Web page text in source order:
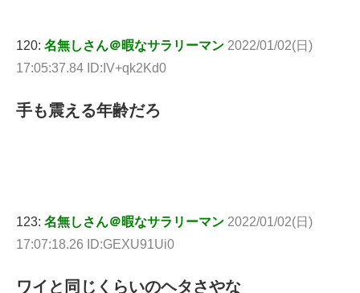
120: 名無しさん＠暇なサラリーマン 2022/01/02(日)
17:05:37.84 ID:IV+qk2Kd0
手も震える年齢だろ
123: 名無しさん＠暇なサラリーマン 2022/01/02(日)
17:07:18.26 ID:GEXU91Ui0
ワイと同じくらいのヘタさやな